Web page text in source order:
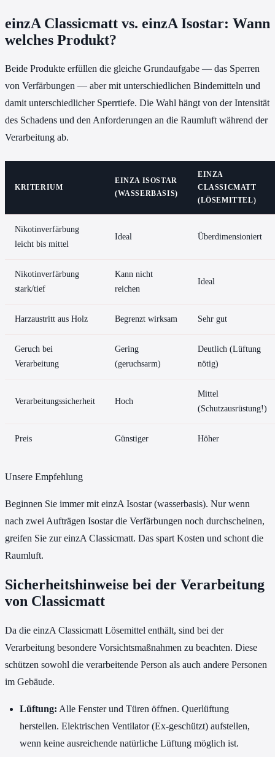
einzA Classicmatt vs. einzA Isostar: Wann
welches Produkt?
Beide Produkte erfüllen die gleiche Grundaufgabe — das Sperren
von Verfärbungen — aber mit unterschiedlichen Bindemitteln und
damit unterschiedlicher Sperrtiefe. Die Wahl hängt von der Intensität
des Schadens und den Anforderungen an die Raumluft während der
Verarbeitung ab.
KRITERIUM
EINZA ISOSTAR
(WASSERBASIS)
EINZA
CLASSICMATT
(LÖSEMITTEL)
Nikotinverfärbung
leicht bis mittel
Ideal Überdimensioniert
Nikotinverfärbung
stark/tief
Kann nicht
reichen
Ideal
Harzaustritt aus Holz Begrenzt wirksam Sehr gut
Geruch bei
Verarbeitung
Gering
(geruchsarm)
Deutlich (Lüftung
nötig)
Verarbeitungssicherheit Hoch
Mittel
(Schutzausrüstung!)
Preis Günstiger Höher
Unsere Empfehlung
Beginnen Sie immer mit einzA Isostar (wasserbasis). Nur wenn
nach zwei Aufträgen Isostar die Verfärbungen noch durchscheinen,
greifen Sie zur einzA Classicmatt. Das spart Kosten und schont die
Raumluft.
Sicherheitshinweise bei der Verarbeitung
von Classicmatt
Da die einzA Classicmatt Lösemittel enthält, sind bei der
Verarbeitung besondere Vorsichtsmaßnahmen zu beachten. Diese
schützen sowohl die verarbeitende Person als auch andere Personen
im Gebäude.
Lüftung: Alle Fenster und Türen öffnen. Querlüftung
herstellen. Elektrischen Ventilator (Ex-geschützt) aufstellen,
wenn keine ausreichende natürliche Lüftung möglich ist.